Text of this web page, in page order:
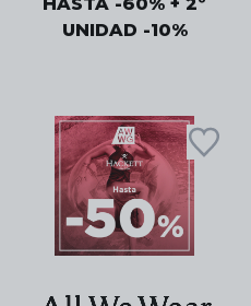
UNIDAD -10%